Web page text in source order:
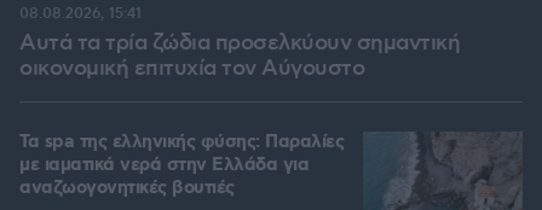
Αυτά τα τρία ζώδια προσελκύουν σημαντική
οικονομική επιτυχία τον Αύγουστο
08.08.2026, 15:41
Τα spa της ελληνικής φύσης: Παραλίες
με ιαματικά νερά στην Ελλάδα για
αναζωογονητικές βουτιές